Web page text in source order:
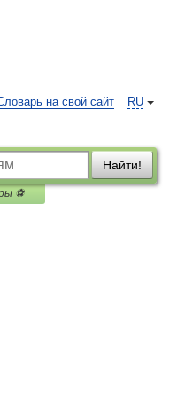
RU
на свой сайт
Найти!
⚽